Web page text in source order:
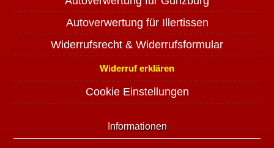
Autoverwertung für Illertissen
Widerrufsrecht & Widerrufsformular
Widerruf erklären
Cookie Einstellungen
Informationen